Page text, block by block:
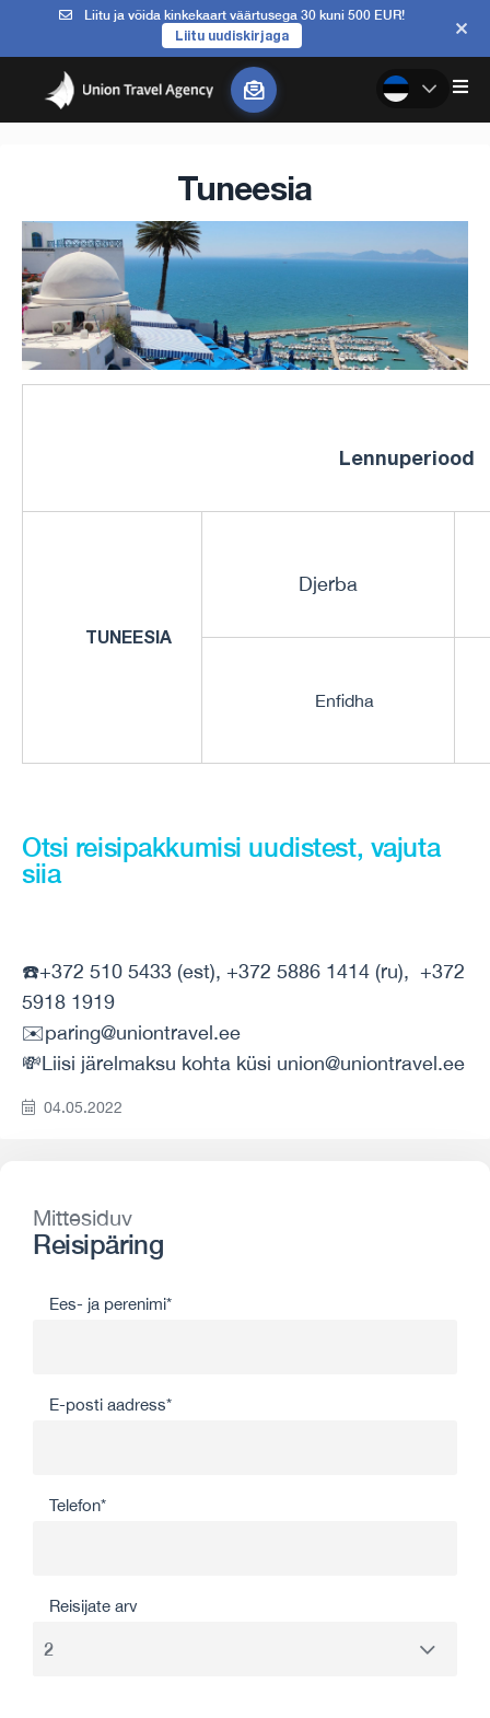
Liitu ja võida kinkekaart väärtusega 30 kuni 500 EUR!
Liitu uudiskirjaga
Tuneesia
Lennuperiood
TUNEESIA
Djerba
Enfidha
Otsi reisipakkumisi uudistest, vajuta
siia
☎️+372 510 5433 (est), +372 5886 1414 (ru), +372
5918 1919
✉️paring@uniontravel.ee
💸Liisi järelmaksu kohta küsi union@uniontravel.ee
04.05.2022
Mittesiduv
Reisipäring
Ees- ja perenimi*
E-posti aadress*
Telefon*
Reisijate arv